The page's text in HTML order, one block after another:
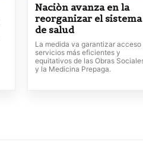
Naciòn avanza en la
reorganizar el sistema
de salud
La medida va garantizar acceso
servicios más eficientes y
equitativos de las Obras
y la Medicina Prepaga.